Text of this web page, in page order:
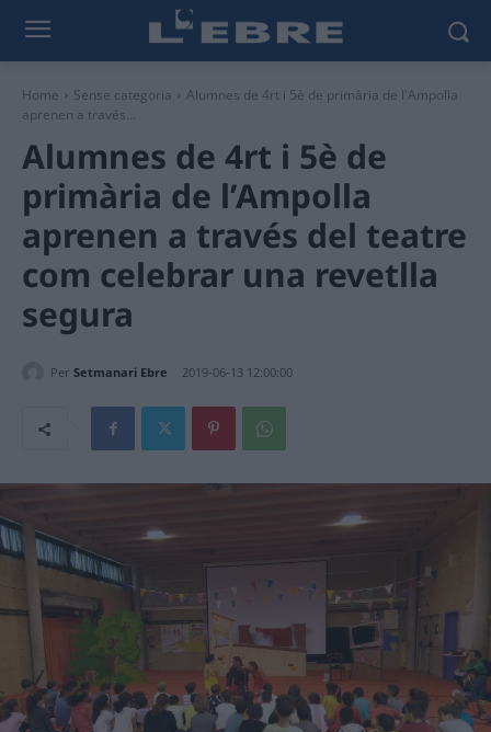
Home Sense categoria
Alumnes de 4rt i 5è de primària de l'Ampolla
aprenen a través...
Alumnes de 4rt i 5è de
primària de l’Ampolla
aprenen a través del teatre
com celebrar una revetlla
segura
Per Setmanari Ebre 2019-06-13 12:00:00